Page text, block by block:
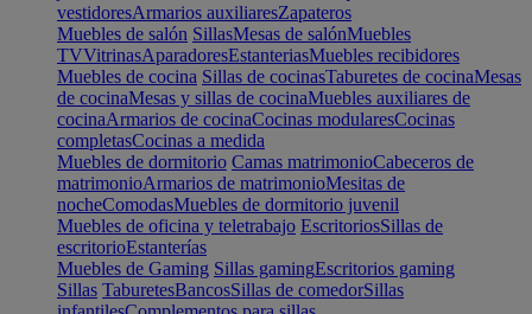
vestidoresArmarios auxiliaresZapateros
Muebles de salón SillasMesas de salónMuebles
TVVitrinasAparadoresEstanteriasMuebles recibidores
Muebles de cocina Sillas de cocinasTaburetes de cocinaMesas
de cocinaMesas y sillas de cocinaMuebles auxiliares de
cocinaArmarios de cocinaCocinas modularesCocinas
completasCocinas a medida
Muebles de dormitorio Camas matrimonioCabeceros de
matrimonioArmarios de matrimonioMesitas de
nocheComodasMuebles de dormitorio juvenil
Muebles de oficina y teletrabajo EscritoriosSillas de
escritorioEstanterías
Muebles de Gaming Sillas gamingEscritorios gaming
Sillas TaburetesBancosSillas de comedorSillas